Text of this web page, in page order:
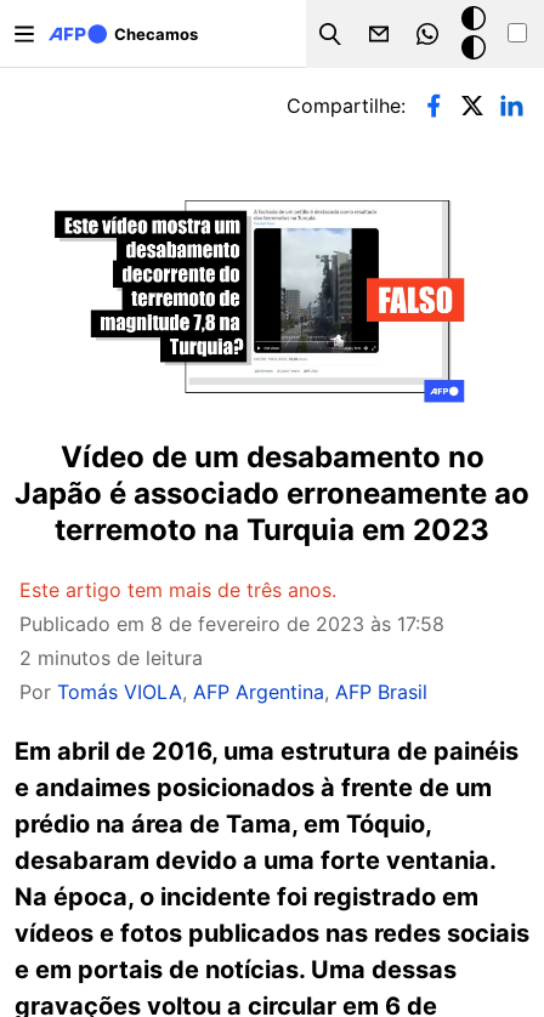
Checamos
Search
Modo
escuro
Abas primárias
Compartilhe:
Vídeo de um desabamento no
Japão é associado erroneamente ao
terremoto na Turquia em 2023
Este artigo tem mais de três anos.
Publicado em 8 de fevereiro de 2023 às 17:58
2 minutos de leitura
Por Tomás VIOLA, AFP Argentina, AFP Brasil
Em abril de 2016, uma estrutura de painéis
e andaimes posicionados à frente de um
prédio na área de Tama, em Tóquio,
desabaram devido a uma forte ventania.
Na época, o incidente foi registrado em
vídeos e fotos publicados nas redes sociais
e em portais de notícias. Uma dessas
gravações voltou a circular em 6 de